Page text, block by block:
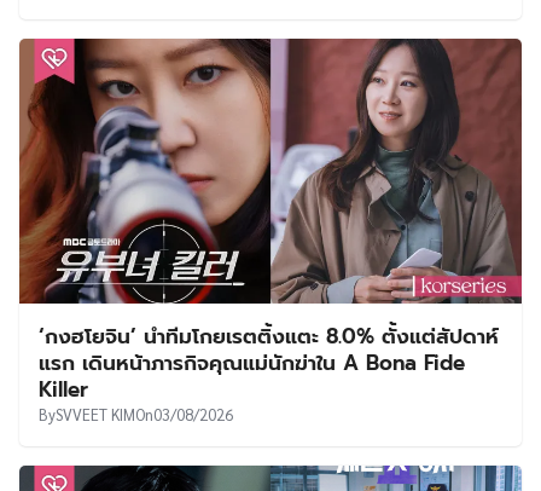
‘กงฮโยจิน’ นำทีมโกยเรตติ้งแตะ 8.0% ตั้งแต่สัปดาห์
แรก เดินหน้าภารกิจคุณแม่นักฆ่าใน A Bona Fide
Killer
BySVVEET KIMOn03/08/2026